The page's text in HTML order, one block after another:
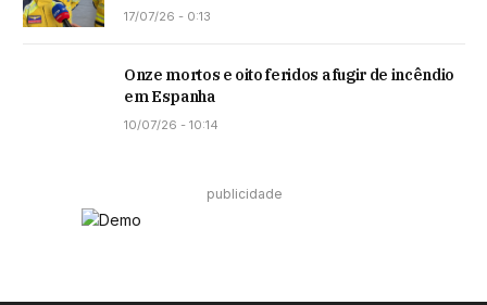
17/07/26 - 0:13
Onze mortos e oito feridos a fugir de incêndio
em Espanha
10/07/26 - 10:14
publicidade